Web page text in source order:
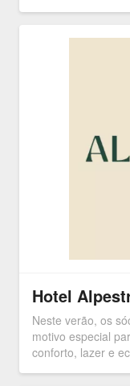
Hotel
Neste verão, os
motivo especial
conforto, lazer e